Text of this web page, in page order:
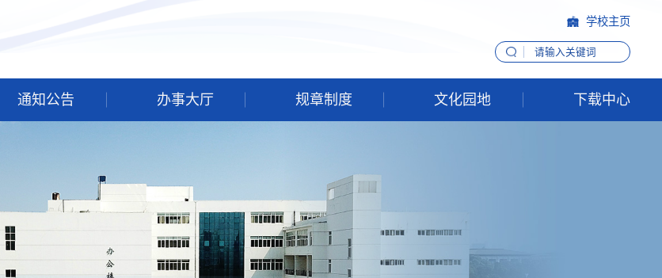
学校主页
通知公告 办事大厅 规章制度 文化园地 下载中心